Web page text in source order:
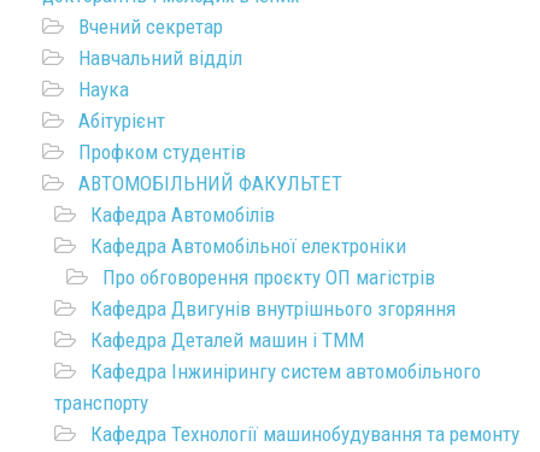
Вчений секретар
Навчальний відділ
Наука
Абітурієнт
Профком студентів
АВТОМОБІЛЬНИЙ ФАКУЛЬТЕТ
Кафедра Автомобілів
Кафедра Автомобільної електроніки
Про обговорення проєкту ОП магістрів
Кафедра Двигунів внутрішнього згоряння
Кафедра Деталей машин і ТММ
Кафедра Інжинірингу систем автомобільного
транспорту
Кафедра Технології машинобудування та ремонту